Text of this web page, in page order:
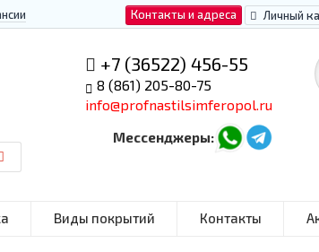
Контакты и адреса Личный
+7 (36522) 456-55
8 (861) 205-80-75
info@profnastilsimferopol.ru
Мессенджеры:
Виды покрытий Контакты